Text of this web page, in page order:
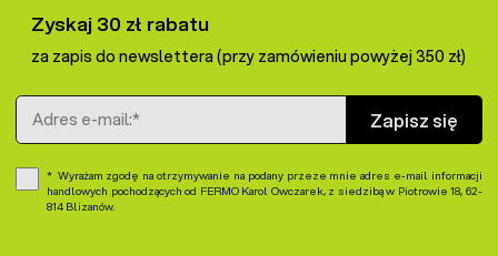
Zyskaj 30 zł rabatu
za zapis do newslettera (przy zamówieniu powyżej 350 zł)
Adres e-mail
Zapisz się
Wyrażam zgodę na otrzymywanie na podany przeze mnie adres e-mail informacji
handlowych pochodzących od FERMO Karol Owczarek, z siedzibą w Piotrowie 18, 62-
814 Blizanów.